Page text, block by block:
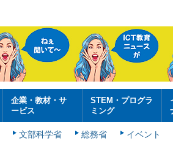
企業・教材・サ
ービス
STEM・プログラ
ミング
文部科学省 総務省 イベント